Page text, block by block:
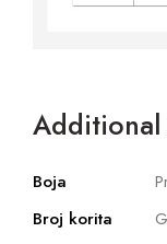
Boja
Broj korita